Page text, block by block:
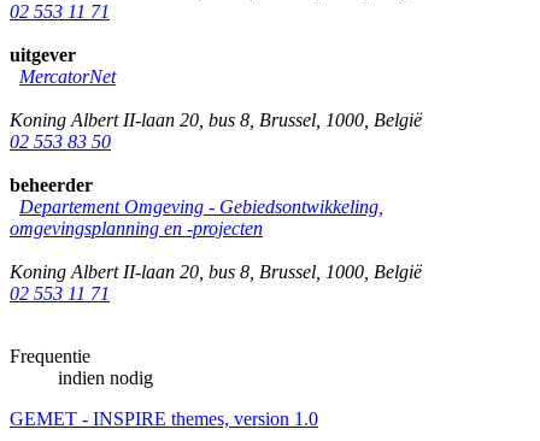
02 553 11 71
uitgever
MercatorNet
Koning Albert II-laan 20, bus 8 Brussel 1000 België
02 553 83 50
beheerder
Departement Omgeving - Gebiedsontwikkeling,
omgevingsplanning en -projecten
Koning Albert II-laan 20, bus 8 Brussel 1000 België
02 553 11 71
Frequentie
indien nodig
GEMET - INSPIRE themes, version 1.0